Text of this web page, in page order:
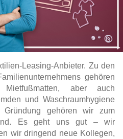
Leasing-Anbieter. Zu den
gehören
Mietfußmatten, aber auch
und Waschraumhygiene
gehören wir zum
Es geht uns gut – wir
wir dringend neue Kollegen,